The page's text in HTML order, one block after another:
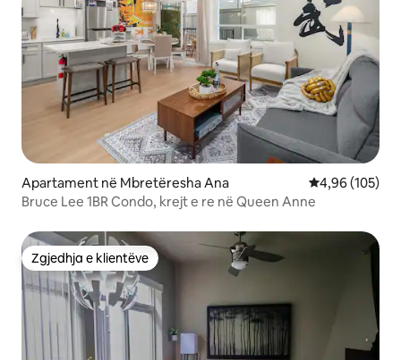
Apartament në Mbretëresha Ana Vlerësimi
4,96 (105)
Bruce Lee 1BR Condo, krejt e re në Queen Anne
Zgjedhja e klientëve
Zgjedhja e klientëve